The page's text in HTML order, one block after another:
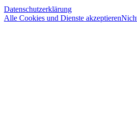
Datenschutzerklärung
Alle Cookies und Dienste akzeptieren